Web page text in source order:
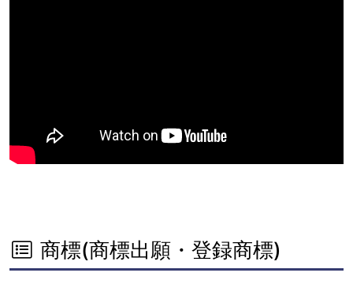
商標(商標出願・登録商標)